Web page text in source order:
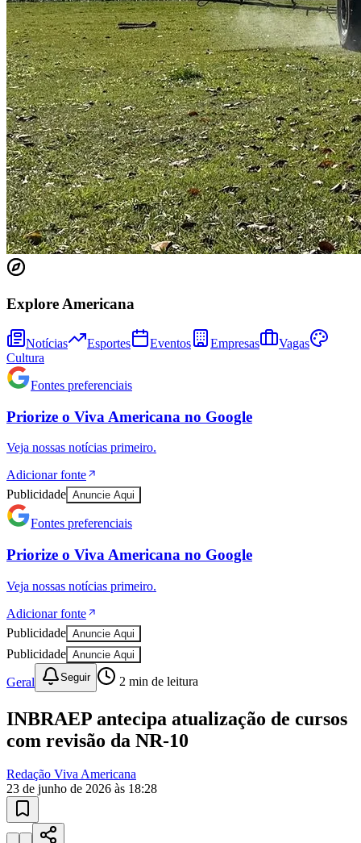
Juventude
Explore Americana
Notícias Esportes Eventos Empresas
Vagas
Cultura
Fontes preferenciais
Priorize o Viva Americana no Google
Veja nossas notícias primeiro.
Adicionar fonte
Publicidade Anuncie Aqui
Fontes preferenciais
Priorize o Viva Americana no Google
Veja nossas notícias primeiro.
Adicionar fonte
Publicidade Anuncie Aqui
Publicidade Anuncie Aqui
Geral Seguir 2 min de leitura
INBRAEP antecipa atualização de cursos
com revisão da NR-10
Redação Viva Americana
23 de junho de 2026 às 18:28